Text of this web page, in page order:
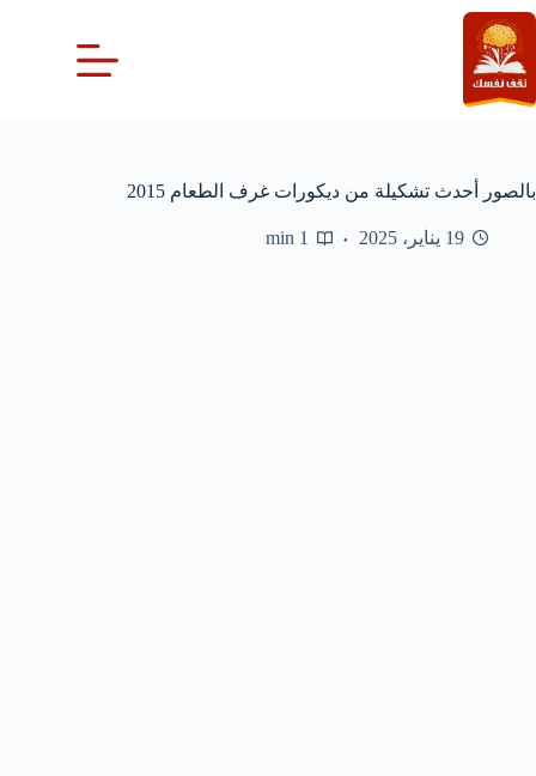
التجاوز
إلى
المحتوى
بالصور أحدث تشكيلة من ديكورات غرف الطعام 2015
19 يناير، 2025 1 min